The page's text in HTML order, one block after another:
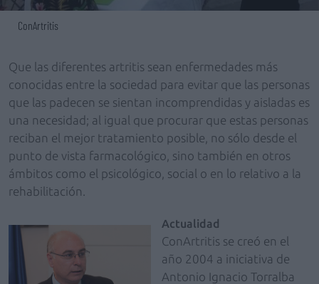
ConArtritis
Que las diferentes artritis sean enfermedades más
conocidas entre la sociedad para evitar que las personas
que las padecen se sientan incomprendidas y aisladas es
una necesidad; al igual que procurar que estas personas
reciban el mejor tratamiento posible, no sólo desde el
punto de vista farmacológico, sino también en otros
ámbitos como el psicológico, social o en lo relativo a la
rehabilitación.
Actualidad
ConArtritis se creó en el
año 2004 a iniciativa de
Antonio Ignacio Torralba